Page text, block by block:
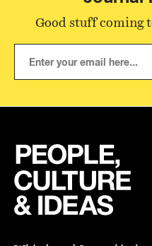
Good stuff coming